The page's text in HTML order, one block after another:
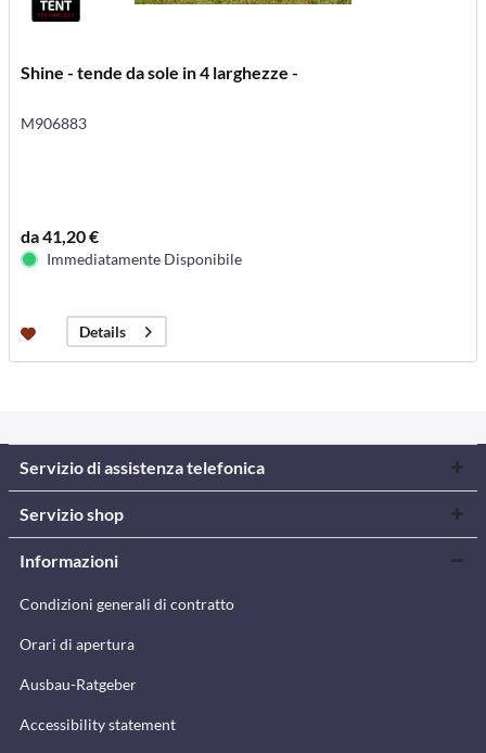
Shine - tende da sole in 4 larghezze -
M906883
da 41,20 €
Immediatamente Disponibile
Details
Servizio di assistenza telefonica
Servizio shop
Informazioni
Condizioni generali di contratto
Orari di apertura
Ausbau-Ratgeber
Accessibility statement